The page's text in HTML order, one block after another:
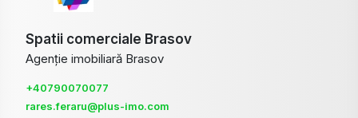
Spatii comerciale Brasov
Agenție imobiliară Brasov
+40790070077
rares.feraru@plus-imo.com